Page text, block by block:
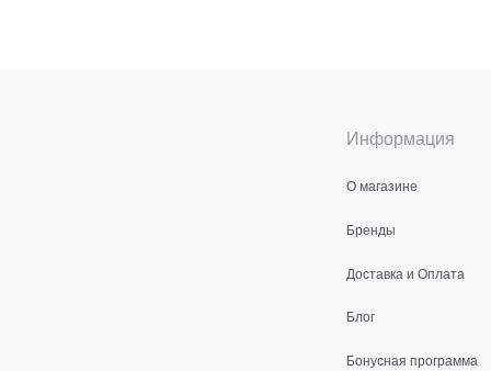
Информация
О магазине
Бренды
Доставка и Оплата
Блог
Бонусная программа